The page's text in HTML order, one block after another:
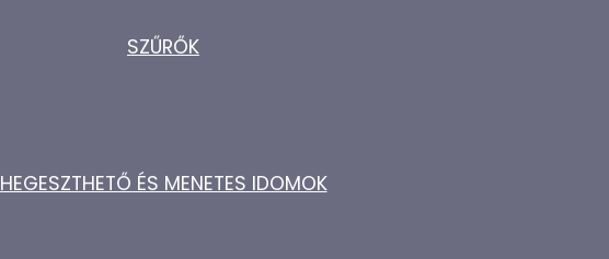
SZŰRŐK
HEGESZTHETŐ ÉS MENETES IDOMOK